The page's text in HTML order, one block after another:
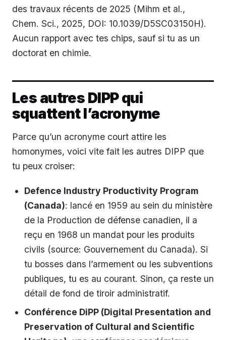
des travaux récents de 2025 (Mihm et al.,
Chem. Sci., 2025, DOI: 10.1039/D5SC03150H).
Aucun rapport avec tes chips, sauf si tu as un
doctorat en chimie.
Les autres DIPP qui
squattent l’acronyme
Parce qu’un acronyme court attire les
homonymes, voici vite fait les autres DIPP que
tu peux croiser:
Defence Industry Productivity Program
(Canada): lancé en 1959 au sein du ministère
de la Production de défense canadien, il a
reçu en 1968 un mandat pour les produits
civils (source: Gouvernement du Canada). Si
tu bosses dans l’armement ou les subventions
publiques, tu es au courant. Sinon, ça reste un
détail de fond de tiroir administratif.
Conférence DiPP (Digital Presentation and
Preservation of Cultural and Scientific